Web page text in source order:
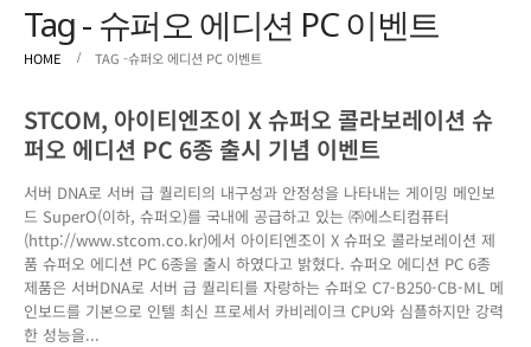
Tag - 슈퍼오 에디션 PC 이벤트
HOME TAG -슈퍼오 에디션 PC 이벤트
STCOM, 아이티엔조이 X 슈퍼오 콜라보레이션 슈
퍼오 에디션 PC 6종 출시 기념 이벤트
서버 DNA로 서버 급 퀄리티의 내구성과 안정성을 나타내는 게이밍 메인보
드 SuperO(이하, 슈퍼오)를 국내에 공급하고 있는 ㈜에스티컴퓨터
(http://www.stcom.co.kr)에서 아이티엔조이 X 슈퍼오 콜라보레이션 제
품 슈퍼오 에디션 PC 6종을 출시 하였다고 밝혔다. 슈퍼오 에디션 PC 6종
제품은 서버DNA로 서버 급 퀄리티를 자랑하는 슈퍼오 C7-B250-CB-ML 메
인보드를 기본으로 인텔 최신 프로세서 카비레이크 CPU와 심플하지만 강력
한 성능을...